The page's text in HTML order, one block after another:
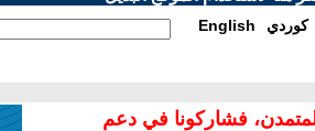
English كوردي
فشاركونا في دعم